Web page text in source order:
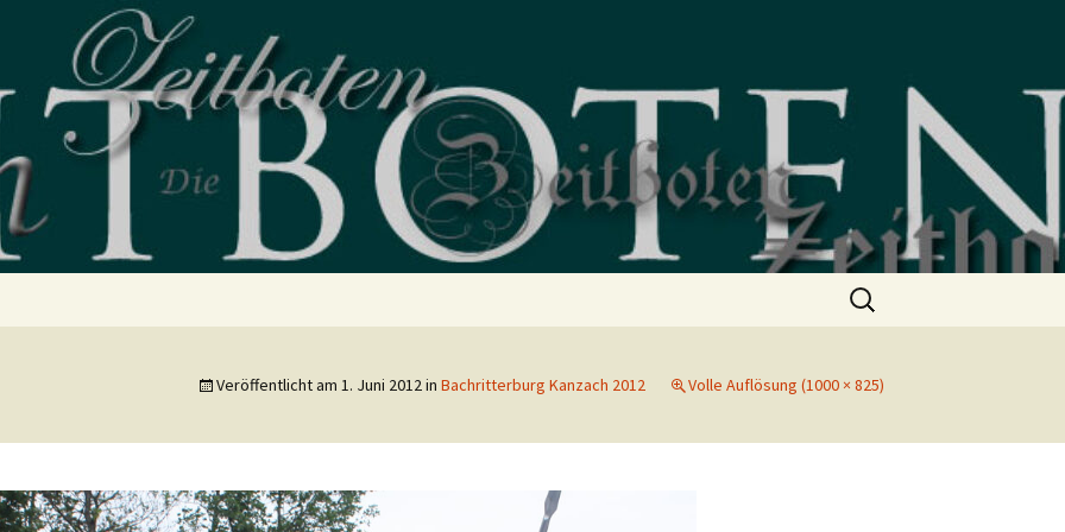
Suchen
nach:
Veröffentlicht am 1. Juni 2012in Bachritterburg Kanzach 2012 Volle Auflösung (1000 × 825)